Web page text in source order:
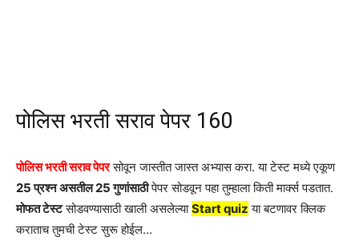
पोलिस भरती सराव पेपर 160
पोलिस भरती सराव पेपरसोवून जास्तीत जास्त अभ्यास करा. या टेस्ट मध्ये एकूण
25 प्रश्न असतील 25 गुणांसाठीपेपर सोडवून पहा तुम्हाला किती मार्क्स पडतात.
मोफत टेस्टसोडवण्यासाठी खाली असलेल्याStart quiz या बटणावर क्लिक
कराताच तुमची टेस्ट सुरू होईल…